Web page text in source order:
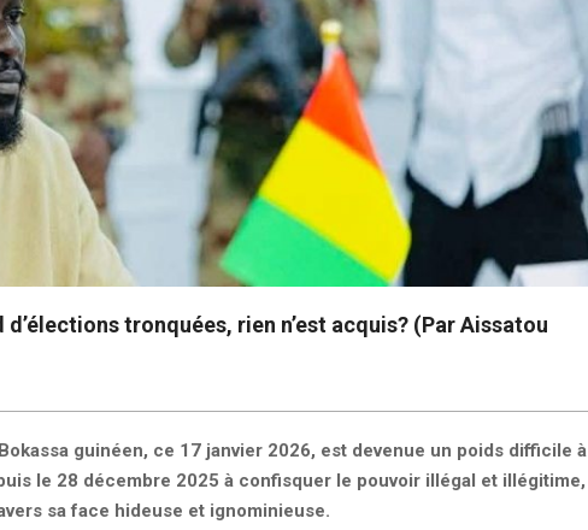
tronquées, rien n’est acquis? (Par Aissatou
guinéen, ce 17 janvier 2026, est devenue un poids difficile à
le 28 décembre 2025 à confisquer le pouvoir illégal et illégitime,
sa face hideuse et ignominieuse.